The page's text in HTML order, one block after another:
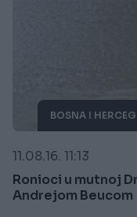
BOSNA I
11.08.16. 11:13
Ronioci u mutnoj
Andrejom Beucom